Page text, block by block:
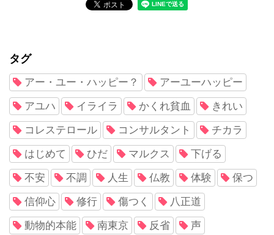
タグ
アー・ユー・ハッピー？ アーユーハッピー
アユハ イライラ かくれ貧血 きれい
コレステロール コンサルタント チカラ
はじめて ひだ マルクス 下げる
不安 不調 人生 仏教 体験 保つ
信仰心 修行 傷つく 八正道
動物的本能 南東京 反省 声